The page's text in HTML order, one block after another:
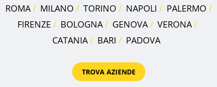
ROMA MILANO TORINO NAPOLI
PALERMO
FIRENZE
BOLOGNA GENOVA
VERONA
CATANIA
BARI PADOVA
TROVA AZIENDE